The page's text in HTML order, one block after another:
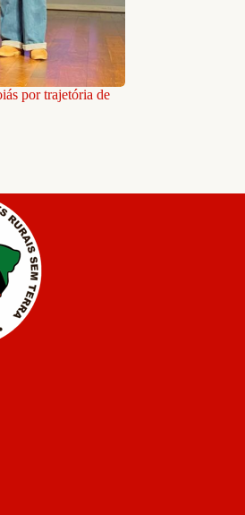
por trajetória de